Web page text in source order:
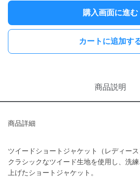
購入画面に進む
カートに追加す
商品説明
商品詳細
ツイードショートジャケット（レディース
クラシックなツイード生地を使用し、洗
上げたショートジャケット。